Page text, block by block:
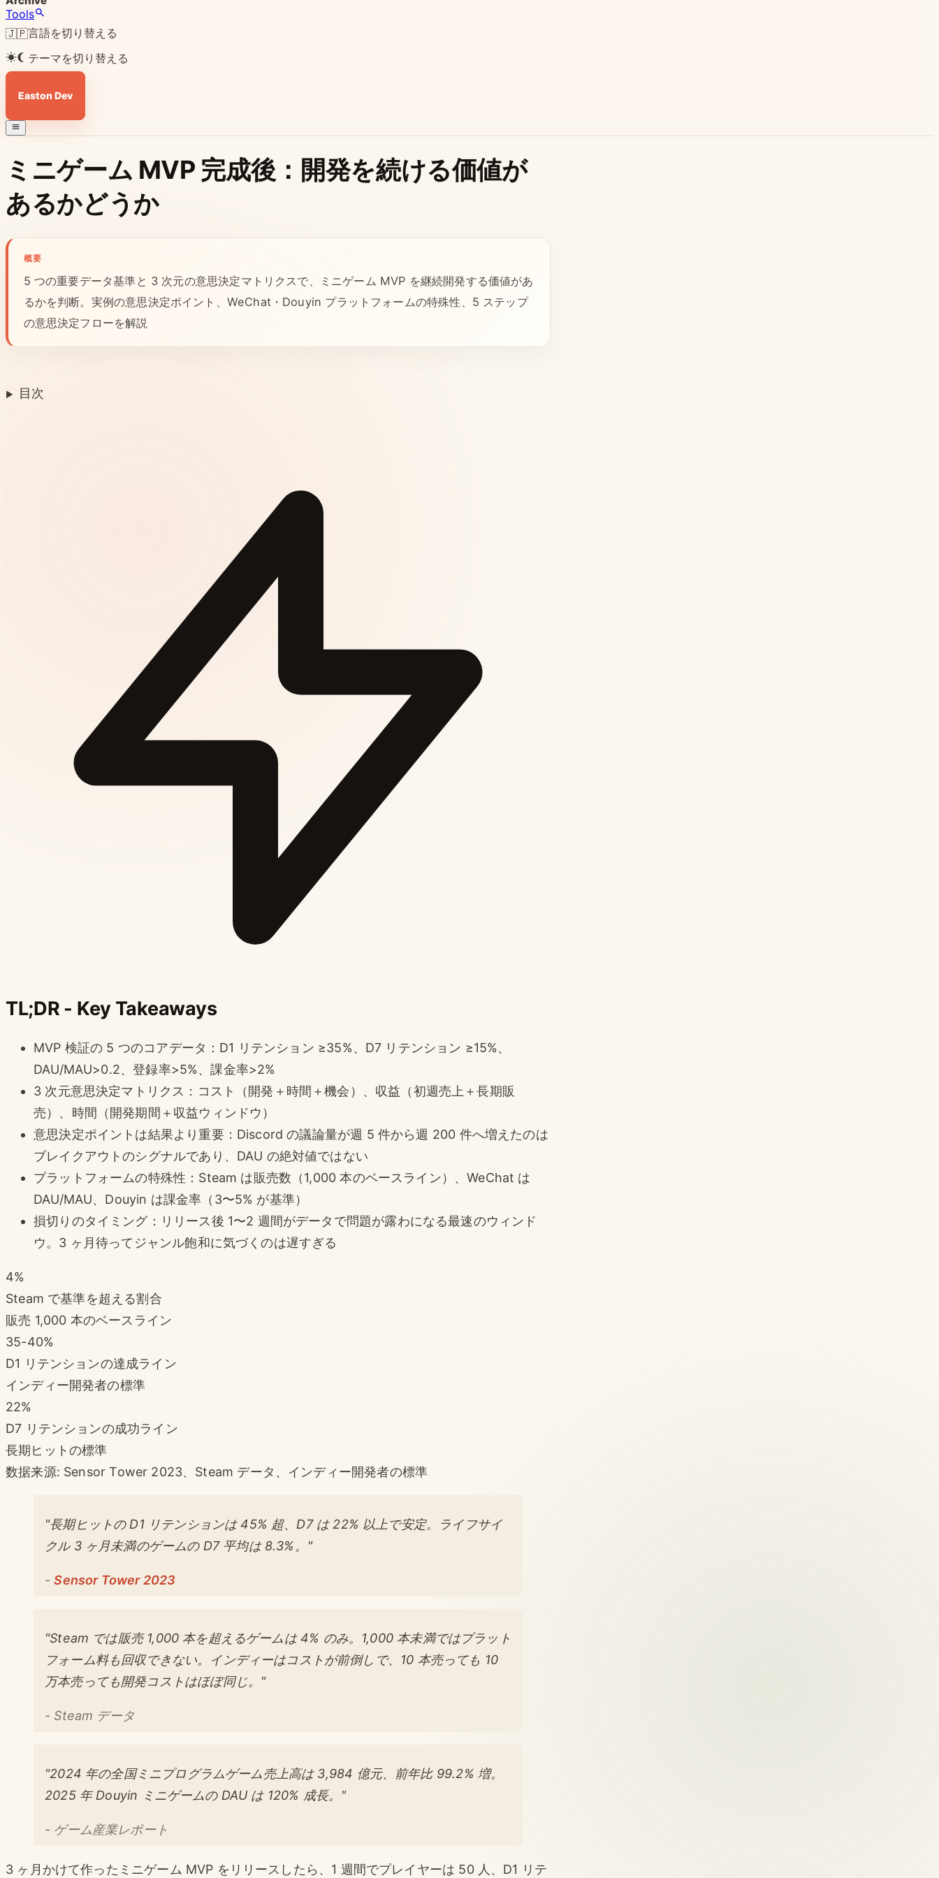
Tools
🇯🇵言語を切り替える
テーマを切り替える
Easton Dev
ミニゲーム MVP 完成後：開発を続ける価値が
あるかどうか
概要
5 つの重要データ基準と 3 次元の意思決定マトリクスで、ミニゲーム MVP を継続開発する価値があ
るかを判断。実例の意思決定ポイント、WeChat・Douyin プラットフォームの特殊性、5 ステップ
の意思決定フローを解説
目次
TL;DR - Key Takeaways
MVP 検証の 5 つのコアデータ：D1 リテンション ≥35%、D7 リテンション ≥15%、
DAU/MAU>0.2、登録率>5%、課金率>2%
3 次元意思決定マトリクス：コスト（開発＋時間＋機会）、収益（初週売上＋長期販
売）、時間（開発期間＋収益ウィンドウ）
意思決定ポイントは結果より重要：Discord の議論量が週 5 件から週 200 件へ増えたのは
ブレイクアウトのシグナルであり、DAU の絶対値ではない
プラットフォームの特殊性：Steam は販売数（1,000 本のベースライン）、WeChat は
DAU/MAU、Douyin は課金率（3〜5% が基準）
損切りのタイミング：リリース後 1〜2 週間がデータで問題が露わになる最速のウィンド
ウ。3 ヶ月待ってジャンル飽和に気づくのは遅すぎる
4%
Steam で基準を超える割合
販売 1,000 本のベースライン
35-40%
D1 リテンションの達成ライン
インディー開発者の標準
22%
D7 リテンションの成功ライン
長期ヒットの標準
数据来源: Sensor Tower 2023、Steam データ、インディー開発者の標準
"長期ヒットの D1 リテンションは 45% 超、D7 は 22% 以上で安定。ライフサイ
クル 3 ヶ月未満のゲームの D7 平均は 8.3%。"
-Sensor Tower 2023
"Steam では販売 1,000 本を超えるゲームは 4% のみ。1,000 本未満ではプラット
フォーム料も回収できない。インディーはコストが前倒しで、10 本売っても 10
万本売っても開発コストはほぼ同じ。"
- Steam データ
"2024 年の全国ミニプログラムゲーム売上高は 3,984 億元、前年比 99.2% 増。
2025 年 Douyin ミニゲームの DAU は 120% 成長。"
- ゲーム産業レポート
3 ヶ月かけて作ったミニゲーム MVP をリリースしたら、1 週間でプレイヤーは 50 人、D1 リテ